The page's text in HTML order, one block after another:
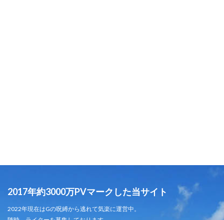
2017年約3000万PVマークした当サイト
2022年現在はGの呪縛から逃れて気楽に運営中。